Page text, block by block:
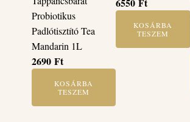
Probiotikus
Padlótisztító Tea
Mandarin 1L
2690 Ft
KOSÁRBA
TESZEM
KOSÁRBA
TESZEM